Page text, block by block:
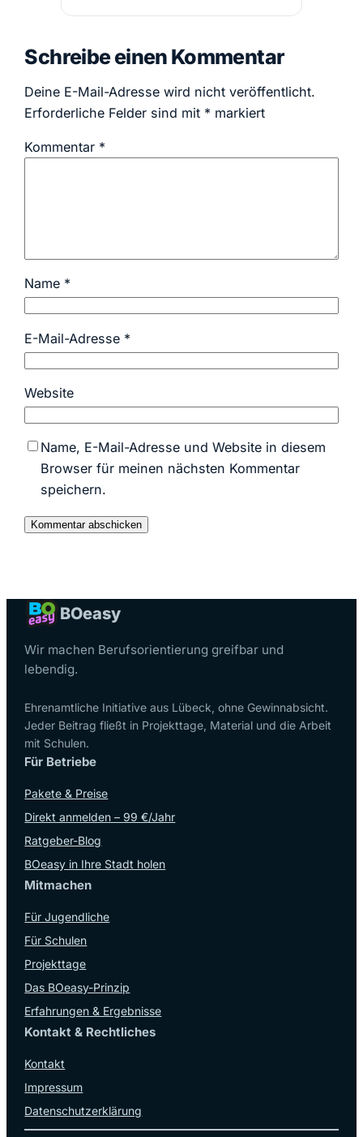
Schreibe einen Kommentar
Deine E-Mail-Adresse wird nicht veröffentlicht.
Erforderliche Felder sind mit * markiert
Kommentar *
Name *
E-Mail-Adresse *
Website
Name, E-Mail-Adresse und Website in diesem
Browser für meinen nächsten Kommentar
speichern.
BOeasy
Wir machen Berufsorientierung greifbar und
lebendig.
Ehrenamtliche Initiative aus Lübeck, ohne Gewinnabsicht.
Jeder Beitrag fließt in Projekttage, Material und die Arbeit
mit Schulen.
Für Betriebe
Pakete & Preise
Direkt anmelden – 99 €/Jahr
Ratgeber-Blog
BOeasy in Ihre Stadt holen
Mitmachen
Für Jugendliche
Für Schulen
Projekttage
Das BOeasy-Prinzip
Erfahrungen & Ergebnisse
Kontakt & Rechtliches
Kontakt
Impressum
Datenschutzerklärung